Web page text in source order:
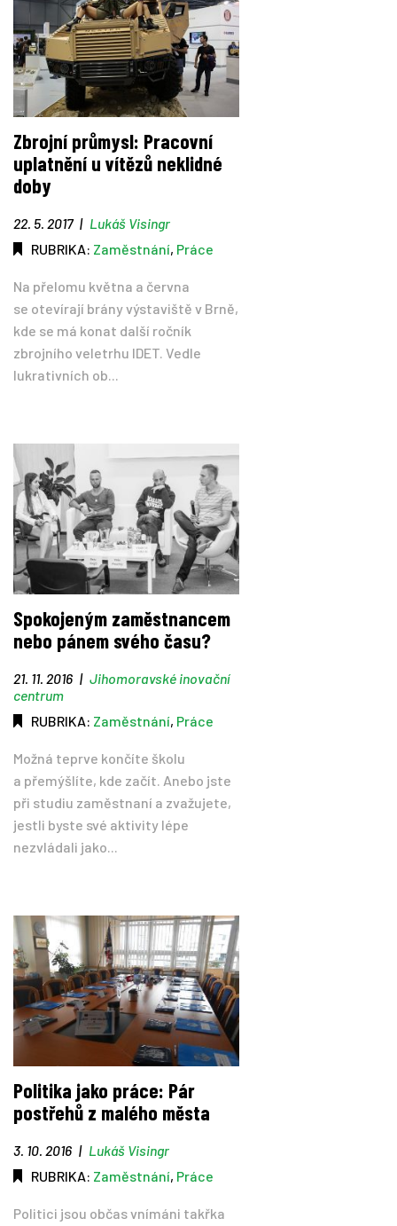
Zbrojní průmysl: Pracovní
uplatnění u vítězů neklidné
doby
22. 5. 2017 | Lukáš Visingr
RUBRIKA: Zaměstnání, Práce
Na přelomu května a června
se otevírají brány výstaviště v Brně,
kde se má konat další ročník
zbrojního veletrhu IDET. Vedle
lukrativních ob...
Spokojeným zaměstnancem
nebo pánem svého času?
21. 11. 2016 | Jihomoravské inovační
centrum
RUBRIKA: Zaměstnání, Práce
Možná teprve končíte školu
a přemýšlíte, kde začít. Anebo jste
při studiu zaměstnaní a zvažujete,
jestli byste své aktivity lépe
nezvládali jako...
Politika jako práce: Pár
postřehů z malého města
3. 10. 2016 | Lukáš Visingr
RUBRIKA: Zaměstnání, Práce
Politici jsou občas vnímáni takřka